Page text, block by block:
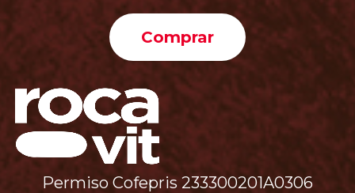
Comprar
Permiso Cofepris 233300201A0306